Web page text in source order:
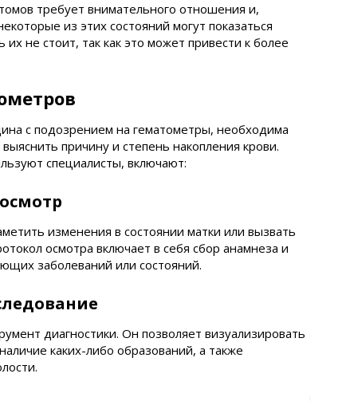
требует внимательного отношения и,
из этих состояний могут показаться
не стоит, так как это может привести к более
с подозрением на гематометры, необходима
причину и степень накопления крови.
специалисты, включают:
изменения в состоянии матки или вызвать
осмотра включает в себя сбор анамнеза и
заболеваний или состояний.
диагностики. Он позволяет визуализировать
каких-либо образований, а также